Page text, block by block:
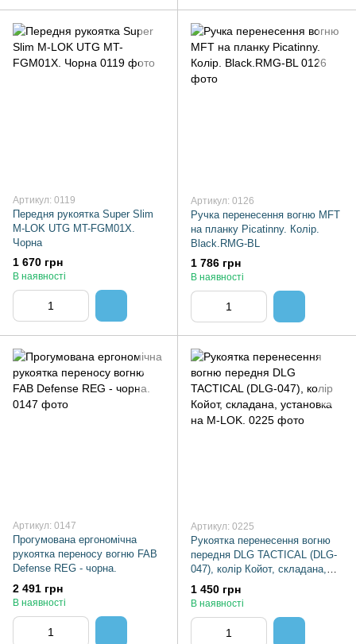
Артикул: 0119
Передня рукоятка Super Slim
M-LOK UTG MT-FGM01X.
Чорна
1 670 грн
В наявності
Артикул: 0126
Ручка перенесення вогню MFT
на планку Picatinny. Колір.
Black.RMG-BL
1 786 грн
В наявності
Артикул: 0147
Прогумована ергономічна
рукоятка переносу вогню FAB
Defense REG - чорна.
2 491 грн
В наявності
Артикул: 0225
Рукоятка перенесення вогню
передня DLG TACTICAL (DLG-
047), колір Койот, складана,
установка на M-LOK.
1 450 грн
В наявності